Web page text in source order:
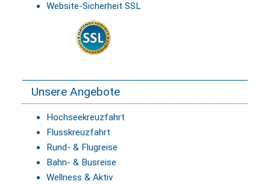
Website-Sicherheit SSL
Unsere Angebote
Hochseekreuzfahrt
Flusskreuzfahrt
Rund- & Flugreise
Bahn- & Busreise
Wellness & Aktiv